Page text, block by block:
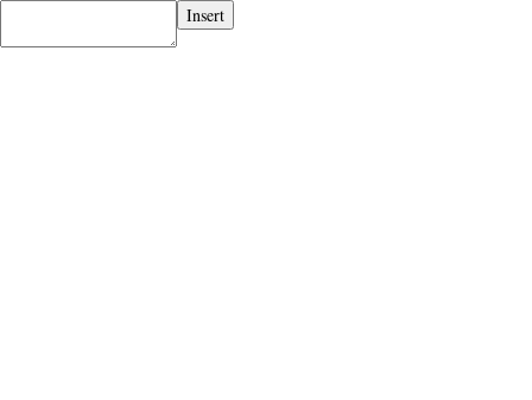
Insert